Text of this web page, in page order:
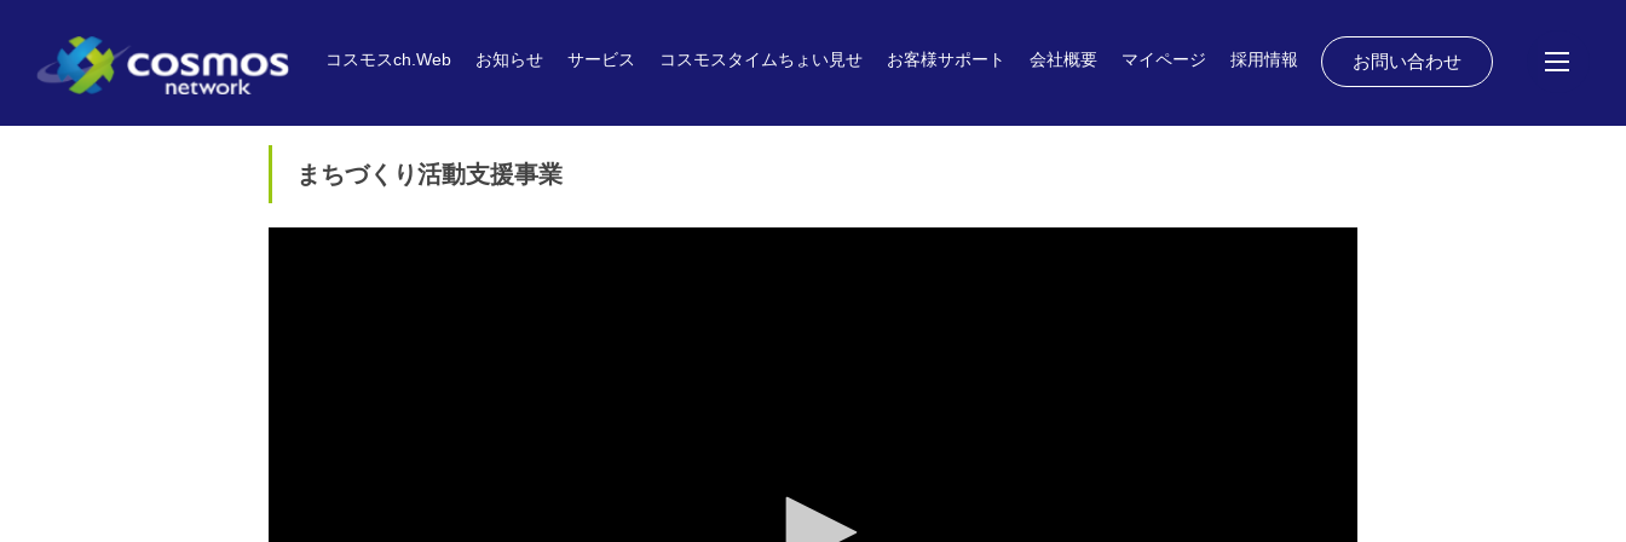
お問い合わせ
コスモスch.Web お知らせ サービス コスモスタイムちょい見せ お客様サポート 会社概要 マイページ 採用情報
まちづくり活動支援事業